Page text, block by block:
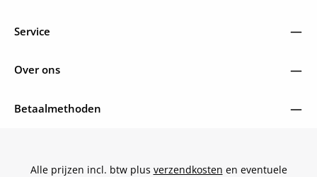
Service
Over ons
Betaalmethoden
Alle prijzen incl. btw plus verzendkosten en eventuele